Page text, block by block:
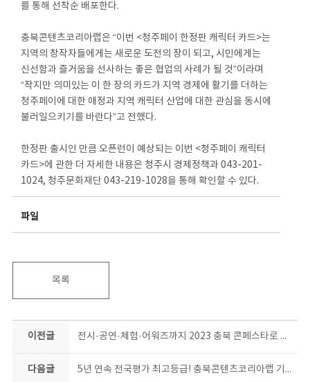
를 통해 선착순 배포한다.
충북콘텐츠코리아랩은 “이번 <청주페이 한정판 캐릭터 카드>는
지역의 창작자들에게는 새로운 도전의 장이 되고, 시민에게는
신선함과 즐거움을 선사하는 좋은 협업의 사례가 될 것”이라며
“작지만 의미있는 이 한 장의 카드가 지역 경제에 활기를 더하는
청주페이에 대한 애정과 지역 캐릭터 산업에 대한 관심을 동시에
불러일으키기를 바란다”고 전했다.
한정판 출시인 만큼 오픈런이 예상되는 이번 <청주페이 캐릭터
카드>에 관한 더 자세한 내용은 청주시 경제정책과 043-201-
1024, 청주문화재단 043-219-1028을 통해 확인할 수 있다.
파일
목록
이전글 전시·공연·체험·어워즈까지 2023 충북 콘페스타로 즐기자
다음글 5년 연속 전국평가 최고등급! 충북콘텐츠코리아랩 기분 좋은 2024년 신호탄